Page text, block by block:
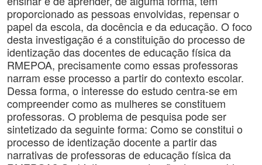
proporcionado as pessoas envolvidas, repensar o
papel da escola, da docência e da educação. O foco
desta investigação é a constituição do processo de
identização das docentes de educação física da
RMEPOA, precisamente como essas professoras
narram esse processo a partir do contexto escolar.
Dessa forma, o interesse do estudo centra-se em
compreender como as mulheres se constituem
professoras. O problema de pesquisa pode ser
sintetizado da seguinte forma: Como se constitui o
processo de identização docente a partir das
narrativas de professoras de educação física da